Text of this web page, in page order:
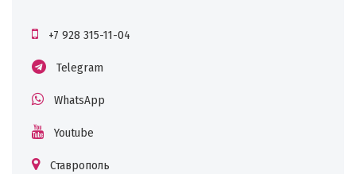
+7 928 315-11-04
Telegram
WhatsApp
Youtube
Ставрополь